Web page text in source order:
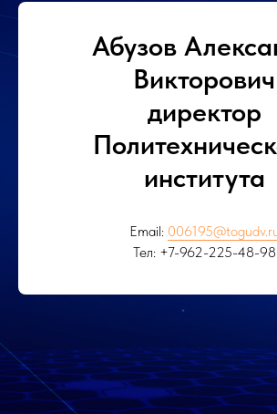
Абузов
Викторович
директор
института
Email:
Тел: +7-962-225-48-98